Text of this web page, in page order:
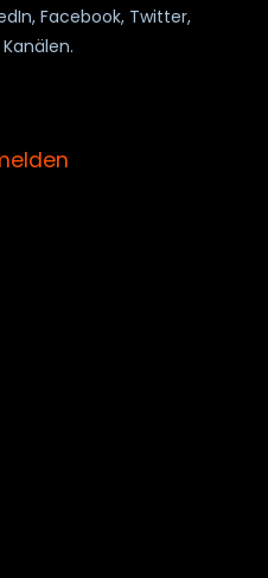
Facebook, Twitter,